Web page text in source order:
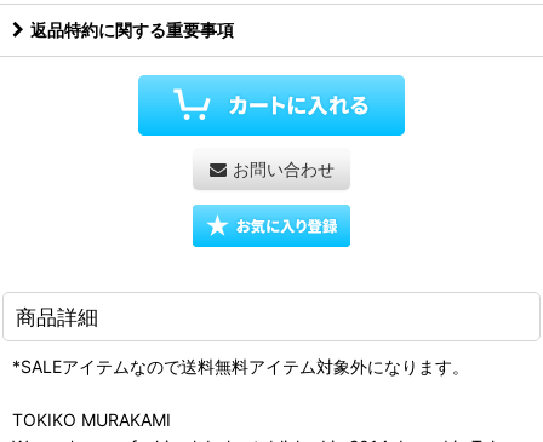
返品特約に関する重要事項
お問い合わせ
商品詳細
*SALEアイテムなので送料無料アイテム対象外になります。
TOKIKO MURAKAMI